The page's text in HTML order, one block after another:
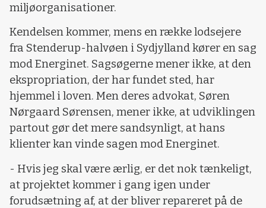
miljøorganisationer.
Kendelsen kommer, mens en række lodsejere
fra Stenderup-halvøen i Sydjylland kører en sag
mod Energinet. Sagsøgerne mener ikke, at den
ekspropriation, der har fundet sted, har
hjemmel i loven. Men deres advokat, Søren
Nørgaard Sørensen, mener ikke, at udviklingen
partout gør det mere sandsynligt, at hans
klienter kan vinde sagen mod Energinet.
- Hvis jeg skal være ærlig, er det nok tænkeligt,
at projektet kommer i gang igen under
forudsætning af, at der bliver repareret på de